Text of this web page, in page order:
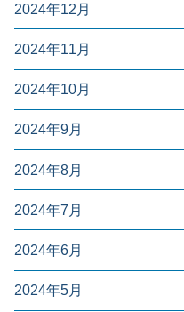
2024年12月
2024年11月
2024年10月
2024年9月
2024年8月
2024年7月
2024年6月
2024年5月